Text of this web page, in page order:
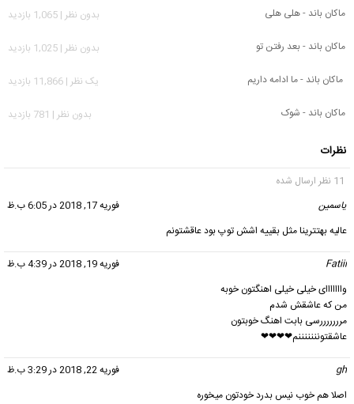
ماکان باند - هلی هلی
بدون نظر | 1,065 بازدید
ماکان باند - بعد رفتن تو
بدون نظر | 1,025 بازدید
ماکان باند - ما ادامه داریم
يک نظر | 11,866 بازدید
ماکان باند - شوک
بدون نظر | 781 بازدید
نظرات
11 نظر ارسال شده
یاسمین
فوریه 17, 2018 در 6:05 ب.ظ
عالیه بهتترینا مثل بقییه اشش توپ بود عاقشتونم
Fatiii
فوریه 19, 2018 در 4:39 ب.ظ
وااااااای خیلی خیلی اهنگتون خوبه
من که عاشقش شدم
مرررررررسی بابت اهنگ خوبتون
عاشقتونننننننم❤❤❤❤
gh
فوریه 22, 2018 در 3:29 ب.ظ
اصلا هم خوب نیس بدرد خودتون میخوره